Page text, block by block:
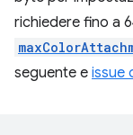
richiedere fino a
seguente e issue